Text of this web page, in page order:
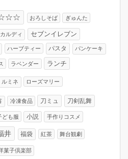
おろしそば ぎゅんた
カルディ
セブンイレブン
ハーブティー パスタ パンケーキ
ラベンダー ランチ
ルミネ ローズマリー
冷凍食品 刀ミュ 刀剣乱舞
ども服 小説 手作りコスメ
井 福袋 紅茶 舞台観劇
菓子倶楽部